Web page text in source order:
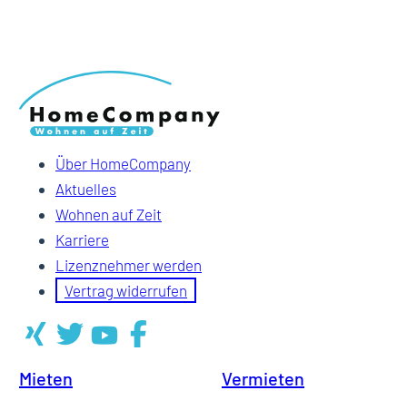
Über HomeCompany
Aktuelles
Wohnen auf Zeit
Karriere
Lizenznehmer werden
Vertrag widerrufen
Mieten Vermieten